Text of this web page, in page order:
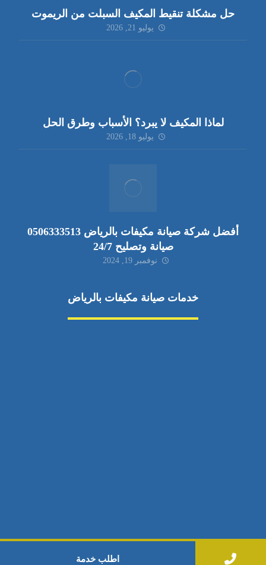
حل مشكلة تنقيط المكيف السبلت من الريموت
يوليو 21, 2026
لماذا المكيف لا يبرد؟ الأسباب وطرق الحل
يوليو 18, 2026
أفضل شركة صيانة مكيفات بالرياض 0506333513
صيانة وتصليح 24/7
نوفمبر 19, 2024
خدمات صيانة مكيفات بالرياض
جميع الحقوق محفوظة
اطلب خدمة